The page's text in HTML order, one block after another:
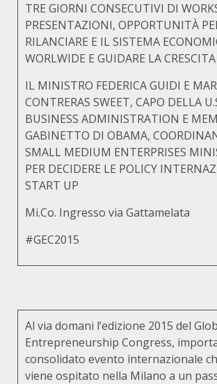
TRE GIORNI CONSECUTIVI DI
PRESENTAZIONI, OPPORTUNITÀ
RILANCIARE E IL SISTEMA
WORLWIDE E GUIDARE LA CRESCITA
IL MINISTRO FEDERICA GUIDI E
CONTRERAS SWEET, CAPO DELLA
BUSINESS ADMINISTRATION E
GABINETTO DI OBAMA,
SMALL MEDIUM ENTERPRISES
PER DECIDERE LE POLICY
START UP
Mi.Co. Ingresso via Gattamelata
#GEC2015
Al via domani l’edizione 2015 del
Entrepreneurship Congress,
consolidato evento internazionale
viene ospitato nella Milano a un